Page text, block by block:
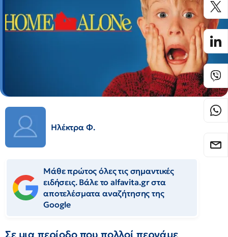
Ηλέκτρα Φ.
Μάθε πρώτος όλες τις σημαντικές
ειδήσεις. Βάλε το alfavita.gr στα
αποτελέσματα αναζήτησης της
Google